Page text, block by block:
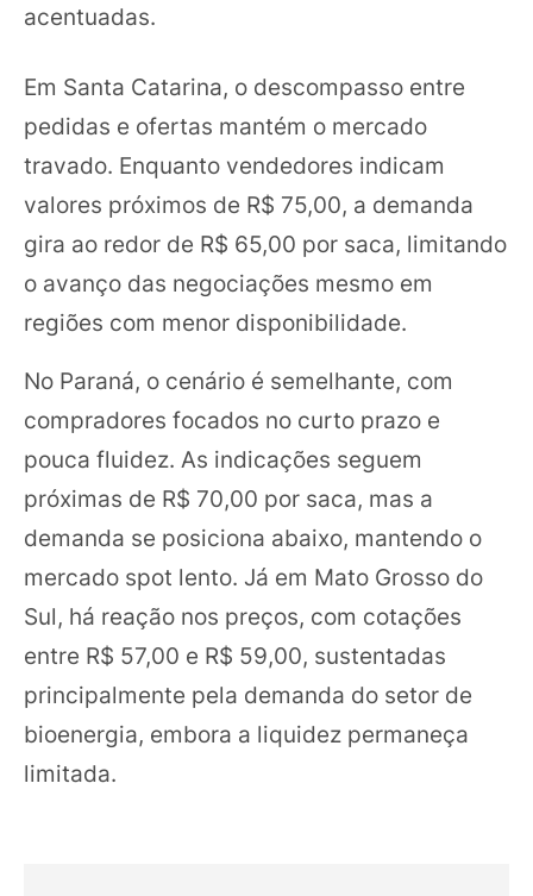
acentuadas.
Em Santa Catarina, o descompasso entre
pedidas e ofertas mantém o mercado
travado. Enquanto vendedores indicam
valores próximos de R$ 75,00, a demanda
gira ao redor de R$ 65,00 por saca, limitando
o avanço das negociações mesmo em
regiões com menor disponibilidade.
No Paraná, o cenário é semelhante, com
compradores focados no curto prazo e
pouca fluidez. As indicações seguem
próximas de R$ 70,00 por saca, mas a
demanda se posiciona abaixo, mantendo o
mercado spot lento. Já em Mato Grosso do
Sul, há reação nos preços, com cotações
entre R$ 57,00 e R$ 59,00, sustentadas
principalmente pela demanda do setor de
bioenergia, embora a liquidez permaneça
limitada.